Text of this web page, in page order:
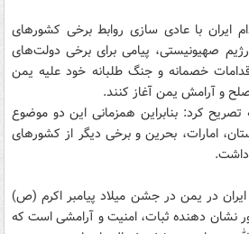
ایران با عادی سازی روابط برخی کشورهای
صهیونیستی، پیامی برای برخی دولت‌های
خصمانه و جنگ طلبانه خود علیه یمن
صلح و آرامش یمن آغاز کنند.
کرد: بنابراین همزمانی این دو موضوع
امارات، بحرین و برخی دیگر از کشورهای
داشت.
در یمن در جشن میلاد پیامبر اکرم (ص)
نشان دهنده ثبات، امنیت و آرامشی است که